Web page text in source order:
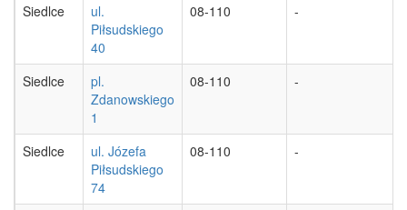
Siedlce
ul.
Piłsudskiego
40
08-110 -
Siedlce
pl.
Zdanowskiego
1
08-110 -
Siedlce
ul. Józefa
Piłsudskiego
74
08-110 -